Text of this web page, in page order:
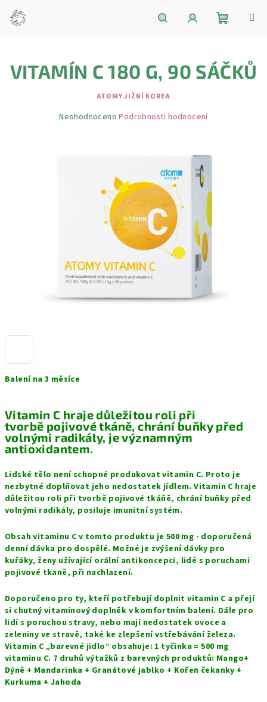
obsah
košík
Balení na 3 měsíce
Vitamin C hraje důležitou roli při
tvorbě pojivové tkáně, chrání buňky před
volnými radikály, je významným
antioxidantem.
Lidské tělo není schopné produkovat vitamin C. Proto je
nezbytné doplňovat jeho nedostatek jídlem. Vitamin C hraje
důležitou roli při tvorbě pojivové tkáňě, chrání buňky před
volnými radikály, posiluje imunitní systém.
Obsah vitaminu C v tomto produktu je 500 mg - doporučená
denní dávka pro dospělé. Možné je zvýšení dávky pro
kuřáky, ženy užívající orální antikoncepci, lidé s poruchami
pojivové tkaně, při nachlazení.
Doporučeno pro ty, kteří potřebují doplnit vitamin C a přejí
si chutný vitaminový doplněk v komfortním balení. Dále pro
lidí s poruchou stravy, nebo mají nedostatek ovoce a
zeleniny ve stravě, také ke zlepšení vstřebávání železa.
Vitamin C „barevné jidlo“ obsahuje: 1 tyčinka = 500 mg
vitaminu C. 7 druhů výtažků z barevných produktů: Mango+
Dýně + Mandarinka + Granátové jablko + Kořen čekanky +
Kurkuma + Jahoda
VITAMÍN C 180 G, 90 SÁČKŮ
ATOMY JIŽNÍ KOREA
Průměrné
Neohodnoceno Podrobnosti hodnocení